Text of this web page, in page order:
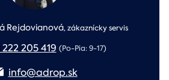
Rejdovianová,zákaznícky servis
222 205 419 (Po-Pia: 9-17)
info@adrop.sk